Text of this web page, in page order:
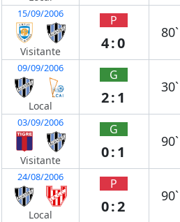
15/09/2006
Visitante
P
4:0
80`
09/09/2006
Local
G
2:1
30`
03/09/2006
Visitante
G
0:1
90`
24/08/2006
Local
P
0:2
90`